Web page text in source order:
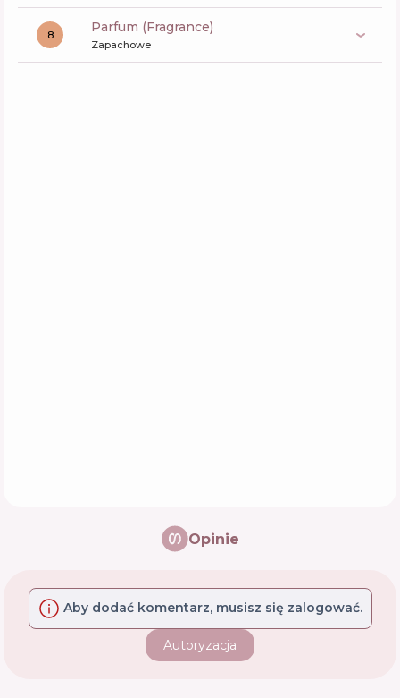
8 Parfum (Fragrance)
Zapachowe
Opinie
Aby dodać komentarz, musisz się zalogować.
Autoryzacja